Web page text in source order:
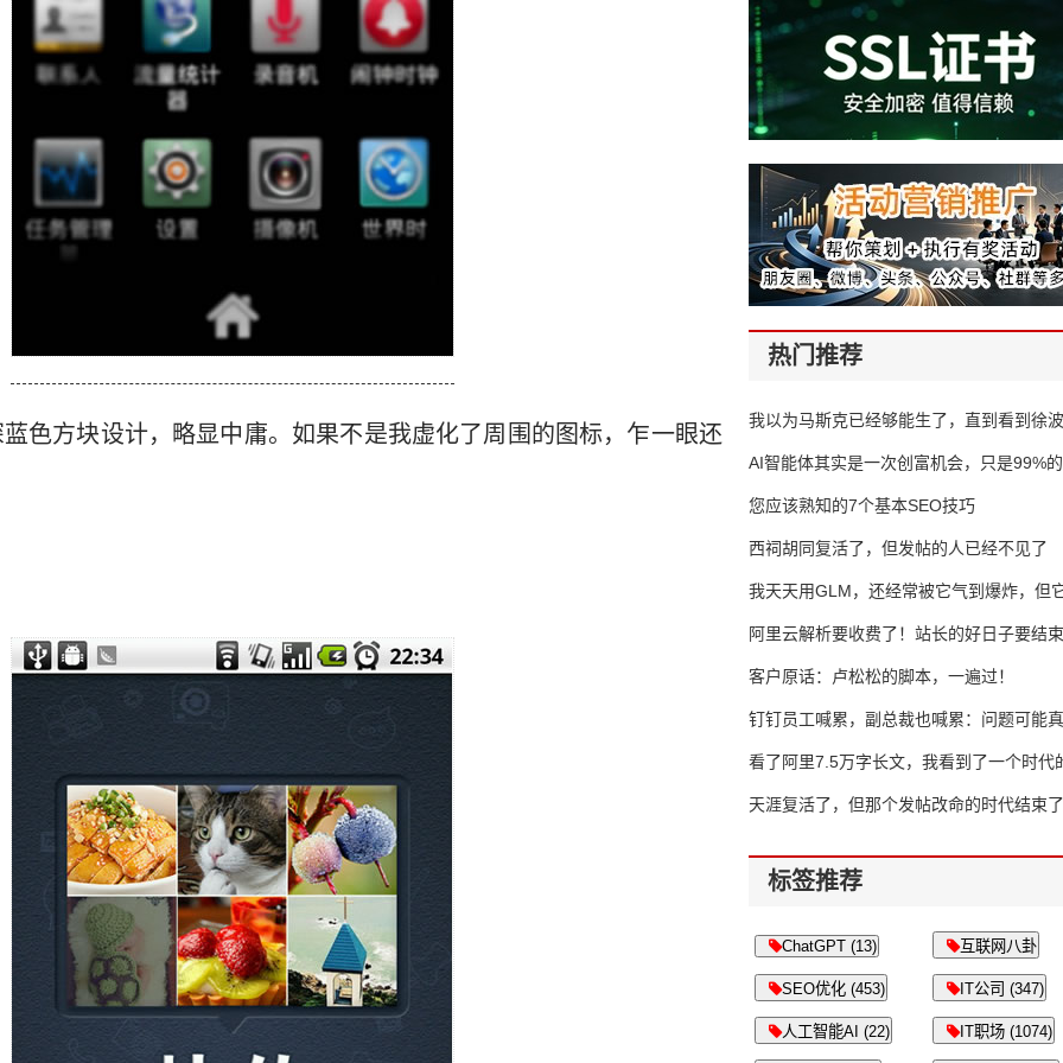
色方块设计，略显中庸。如果不是我虚化了周围的图标，乍一眼还
热门推荐
我以为马斯克已经够能生了，直到看到
AI智能体其实是一次创富机会，只是99%
错过了
您应该熟知的7个基本SEO技巧
西祠胡同复活了，但发帖的人已经不见了
我天天用GLM，还经常被它气到爆炸，但
16万亿
阿里云解析要收费了！站长的好日子要结
客户原话：卢松松的脚本，一遍过！
钉钉员工喊累，副总裁也喊累：问题可能
了
看了阿里7.5万字长文，我看到了一个时代
天涯复活了，但那个发帖改命的时代结束了
标签推荐
ChatGPT (13) 互联网八卦
SEO优化 (453) IT公司 (347)
人工智能AI (22) IT职场 (1074)